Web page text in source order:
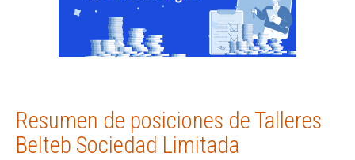
Resumen de posiciones de Talleres
Belteb Sociedad Limitada